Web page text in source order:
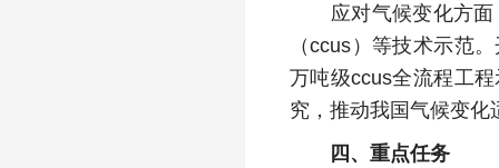
应对气候变化方面，
（ccus）等技术示范
万吨级ccus全流程工
究，推动我国气候变化
四、重点任务